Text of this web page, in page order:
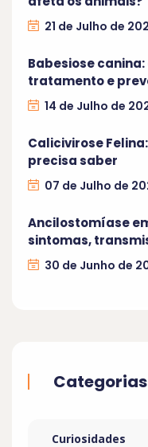
21 de Julho de
Babesiose
tratamento e
14 de Julho de
Calicivirose
precisa saber
07 de Julho de
Ancilostomíase
sintomas,
30 de Junho de
Categorias
Curiosidades